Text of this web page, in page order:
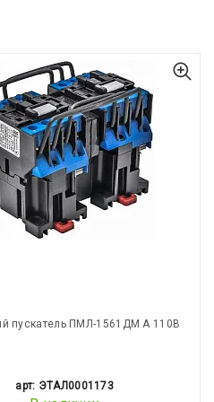
пускатель ПМЛ-1561ДМ А 110В
арт: ЭТАЛ0001173